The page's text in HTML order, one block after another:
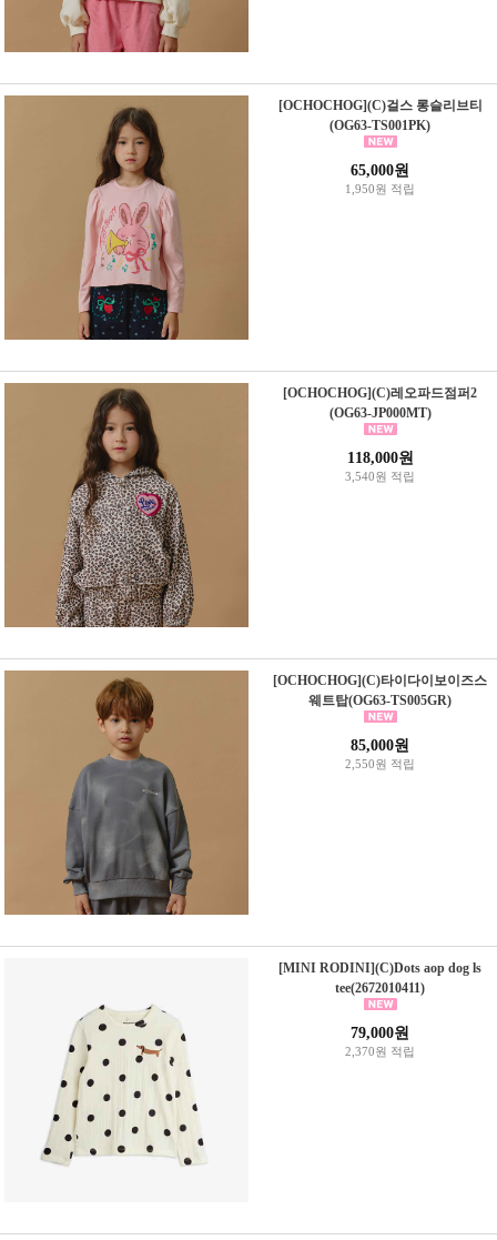
[OCHOCHOG](C)걸스 롱슬리브티
(OG63-TS001PK)
65,000원
1,950원 적립
[OCHOCHOG](C)레오파드점퍼2
(OG63-JP000MT)
118,000원
3,540원 적립
[OCHOCHOG](C)타이다이보이즈스
웨트탑(OG63-TS005GR)
85,000원
2,550원 적립
[MINI RODINI](C)Dots aop dog ls
tee(2672010411)
79,000원
2,370원 적립